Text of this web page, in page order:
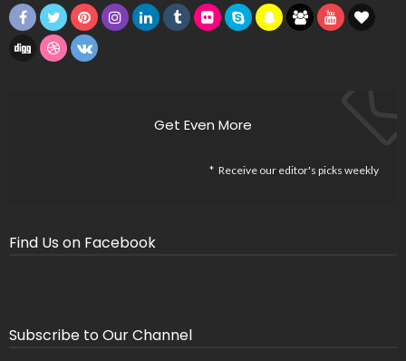
Get Even More
Receive our editor's picks weekly
Find Us on Facebook
Subscribe to Our Channel